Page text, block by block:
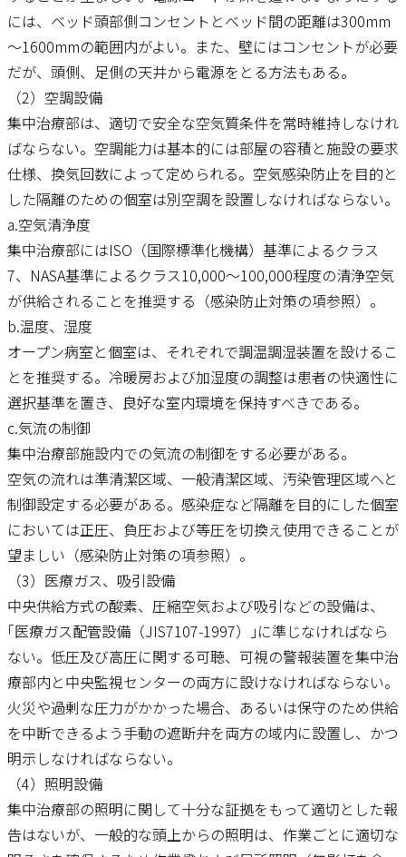
には、ベッド頭部側コンセントとベッド間の距離は300mm
～1600mmの範囲内がよい。また、壁にはコンセントが必要
だが、頭側、足側の天井から電源をとる方法もある。
（2）空調設備
集中治療部は、適切で安全な空気質条件を常時維持しなけれ
ばならない。空調能力は基本的には部屋の容積と施設の要求
仕様、換気回数によって定められる。空気感染防止を目的と
した隔離のための個室は別空調を設置しなければならない。
a.空気清浄度
集中治療部にはISO（国際標準化機構）基準によるクラス
7、NASA基準によるクラス10,000～100,000程度の清浄空気
が供給されることを推奨する（感染防止対策の項参照）。
b.温度、湿度
オープン病室と個室は、それぞれで調温調湿装置を設けるこ
とを推奨する。冷暖房および加湿度の調整は患者の快適性に
選択基準を置き、良好な室内環境を保持すべきである。
c.気流の制御
集中治療部施設内での気流の制御をする必要がある。
空気の流れは準清潔区域、一般清潔区域、汚染管理区域へと
制御設定する必要がある。感染症など隔離を目的にした個室
においては正圧、負圧および等圧を切換え使用できることが
望ましい（感染防止対策の項参照）。
（3）医療ガス、吸引設備
中央供給方式の酸素、圧縮空気および吸引などの設備は、
｢医療ガス配管設備（JIS7107-1997）｣に準じなければなら
ない。低圧及び高圧に関する可聴、可視の警報装置を集中治
療部内と中央監視センターの両方に設けなければならない。
火災や過剰な圧力がかかった場合、あるいは保守のため供給
を中断できるよう手動の遮断弁を両方の域内に設置し、かつ
明示しなければならない。
（4）照明設備
集中治療部の照明に関して十分な証拠をもって適切とした報
告はないが、一般的な頭上からの照明は、作業ごとに適切な